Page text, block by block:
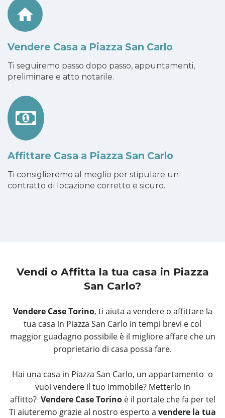
Vendere Casa a Piazza San Carlo
Ti seguiremo passo dopo passo, appuntamenti,
preliminare e atto notarile.
Affittare Casa a Piazza San Carlo
Ti consiglieremo al meglio per stipulare un
contratto di locazione corretto e sicuro.
Vendi o Affitta la tua casa in Piazza
San Carlo?
Vendere Case Torino, ti aiuta a vendere o affittare la
tua casa in Piazza San Carlo in tempi brevi e col
maggior guadagno possibile è il migliore affare che un
proprietario di casa possa fare.
Hai una casa in Piazza San Carlo, un appartamento o
vuoi vendere il tuo immobile? Metterlo in
affitto? Vendere Case Torinoè il portale che fa per te!
Ti aiuteremo grazie al nostro esperto a vendere la tua